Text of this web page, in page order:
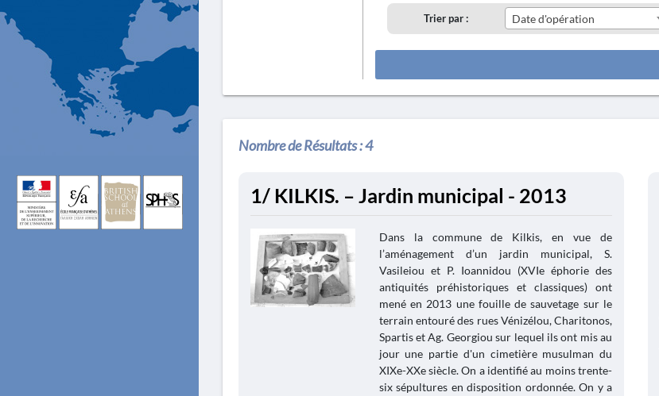
Trier par : Date d'opération
Nombre de Résultats :4
1/ KILKIS. – Jardin municipal - 2013
Dans la commune de Kilkis, en vue de
l’aménagement d’un jardin municipal, S.
Vasileiou et P. Ioannidou (XVIe éphorie des
antiquités préhistoriques et classiques) ont
mené en 2013 une fouille de sauvetage sur le
terrain entouré des rues Vénizélou, Charitonos,
Spartis et Ag. Georgiou sur lequel ils ont mis au
jour une partie d'un cimetière musulman du
XIXe-XXe siècle. On a identifié au moins trente-
six sépultures en disposition ordonnée. On y a